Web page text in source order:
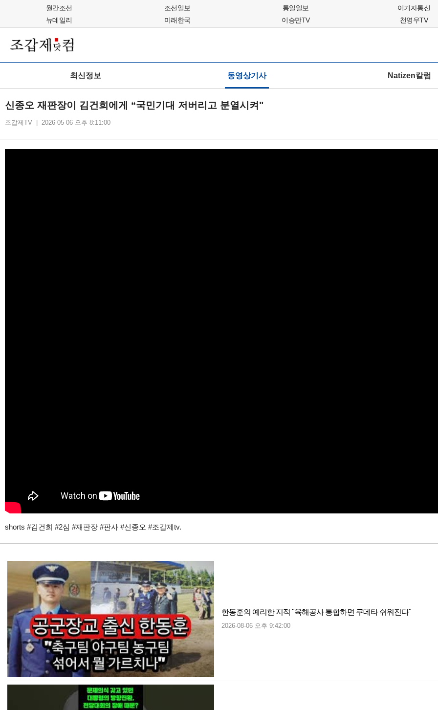
월간조선 조선일보 통일일보
이기자통신
뉴데일리
미래한국 이승만TV 천영우TV
최신정보 동영상기사 Natizen칼럼
신종오 재판장이 김건희에게 “국민기대 저버리고 분열시켜"
조갑제TV | 2026-05-06 오후 8:11:00
shorts #김건희 #2심 #재판장 #판사 #신종오 #조갑제tv.
한동훈의 예리한 지적 "육해공사 통합하면 쿠데타 쉬워진다"
2026-08-06 오후 9:42:00